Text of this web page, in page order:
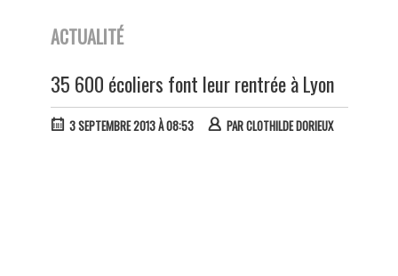
ACTUALITÉ
35 600 écoliers font leur rentrée à Lyon
3 SEPTEMBRE 2013 À 08:53 PARCLOTHILDE DORIEUX